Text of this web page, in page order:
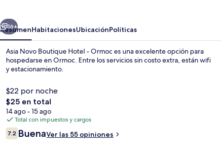
-
Ormoc
Escritorio y wifi gratis
Siguiente
16+
ResumenHabitacionesUbicaciónPolíticas
Asia Novo Boutique Hotel - Ormoc es una excelente opción para
hospedarse en Ormoc. Entre los servicios sin costo extra, están wifi
y estacionamiento.
$22 por noche
El
precio
total
es
de
$25 en total
14 ago - 15 ago
Total con impuestos y cargos
Opiniones
7.27.2 de 10,
BuenaVer las 55 opiniones